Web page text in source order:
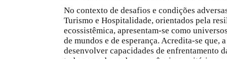
No contexto de desafios e condições
Turismo e Hospitalidade, orientados pela
ecossistêmica, apresentam-se como
de mundos e de esperança. Acredita-se que,
desenvolver capacidades de enfrentamento